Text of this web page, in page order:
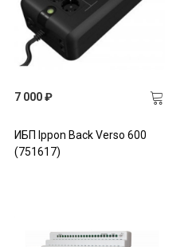
7 000 ₽
ИБП Ippon Back Verso 600
(751617)